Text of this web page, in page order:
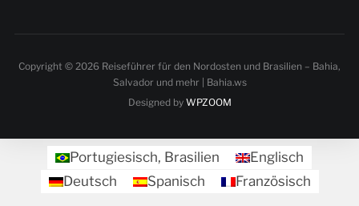
Copyright © 2026 Reiseführer für den Nordosten und Brasilien – Bahia,
Salvador und mehr | Bahia.ws
Designed by WPZOOM
Portugiesisch, Brasilien
Englisch
Deutsch
Spanisch Französisch